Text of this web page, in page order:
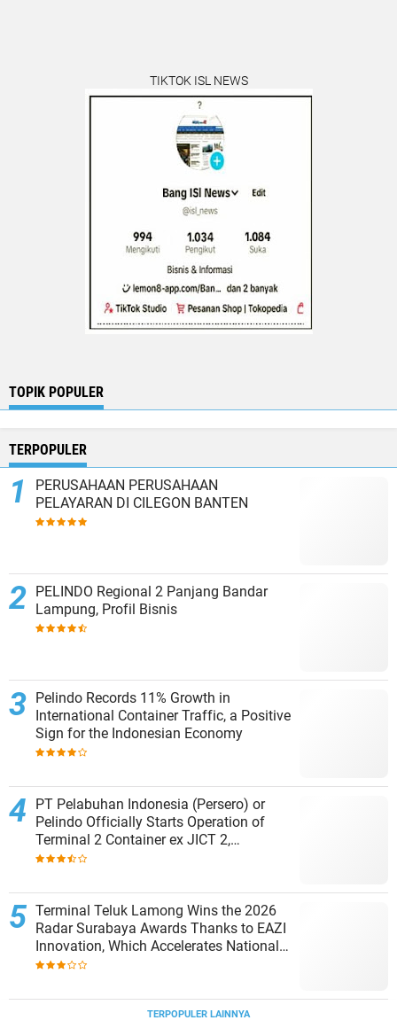
TIKTOK ISL NEWS
TOPIK POPULER
TERPOPULER
PERUSAHAAN PERUSAHAAN
PELAYARAN DI CILEGON BANTEN
PELINDO Regional 2 Panjang Bandar
Lampung, Profil Bisnis
Pelindo Records 11% Growth in
International Container Traffic, a Positive
Sign for the Indonesian Economy
PT Pelabuhan Indonesia (Persero) or
Pelindo Officially Starts Operation of
Terminal 2 Container ex JICT 2,
Strengthening Productivity of Tanjung
Terminal Teluk Lamong Wins the 2026
Radar Surabaya Awards Thanks to EAZI
Innovation, Which Accelerates National
Logistics Services
TERPOPULER LAINNYA